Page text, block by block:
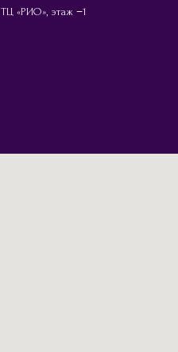
«РИО», этаж −1